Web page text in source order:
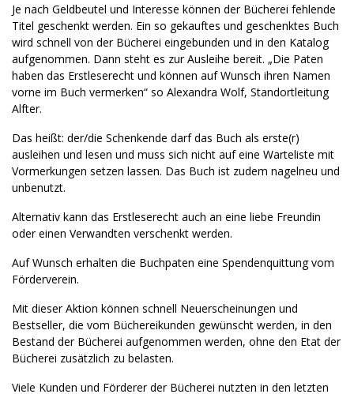
Je nach Geldbeutel und Interesse können der Bücherei fehlende
Titel geschenkt werden. Ein so gekauftes und geschenktes Buch
wird schnell von der Bücherei eingebunden und in den Katalog
aufgenommen. Dann steht es zur Ausleihe bereit. „Die Paten
haben das Erstleserecht und können auf Wunsch ihren Namen
vorne im Buch vermerken“ so Alexandra Wolf, Standortleitung
Alfter.
Das heißt: der/die Schenkende darf das Buch als erste(r)
ausleihen und lesen und muss sich nicht auf eine Warteliste mit
Vormerkungen setzen lassen. Das Buch ist zudem nagelneu und
unbenutzt.
Alternativ kann das Erstleserecht auch an eine liebe Freundin
oder einen Verwandten verschenkt werden.
Auf Wunsch erhalten die Buchpaten eine Spendenquittung vom
Förderverein.
Mit dieser Aktion können schnell Neuerscheinungen und
Bestseller, die vom Büchereikunden gewünscht werden, in den
Bestand der Bücherei aufgenommen werden, ohne den Etat der
Bücherei zusätzlich zu belasten.
Viele Kunden und Förderer der Bücherei nutzten in den letzten